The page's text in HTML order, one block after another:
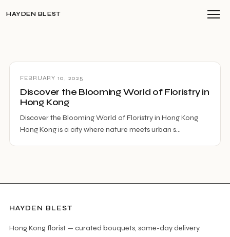
HAYDEN BLEST
FEBRUARY 10, 2025
Discover the Blooming World of Floristry in
Hong Kong
Discover the Blooming World of Floristry in Hong Kong
Hong Kong is a city where nature meets urban s…
HAYDEN BLEST
Hong Kong florist — curated bouquets, same-day delivery.